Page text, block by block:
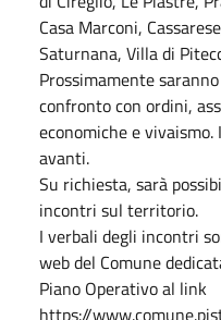
Casa Marconi,
Saturnana, Villa di
Prossimamente
confronto con ordini,
economiche e
avanti.
Su richiesta, sarà
incontri sul territorio.
I verbali degli incontri
web del Comune
Piano Operativo al link
https://